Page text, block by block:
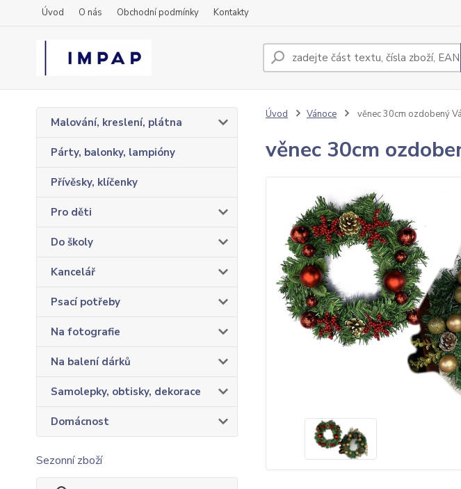
Úvod O nás Obchodní podmínky Kontakty
Malování, kreslení, plátna
Párty, balonky, lampióny
Přívěsky, klíčenky
Pro děti
Do školy
Kancelář
Psací potřeby
Na fotografie
Na balení dárků
Samolepky, obtisky, dekorace
Domácnost
Sezonní zboží
Úvod Vánoce věnec 30cm ozdobený
věnec 30cm